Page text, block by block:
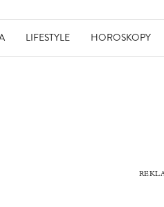
LIFESTYLE HOROSKOPY